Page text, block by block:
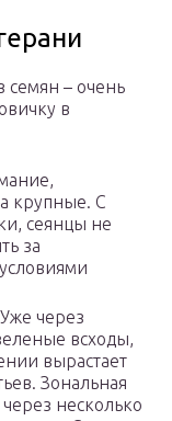
– очень
в
крупные. С
сеянцы не
за
через
всходы,
вырастает
Зональная
несколько